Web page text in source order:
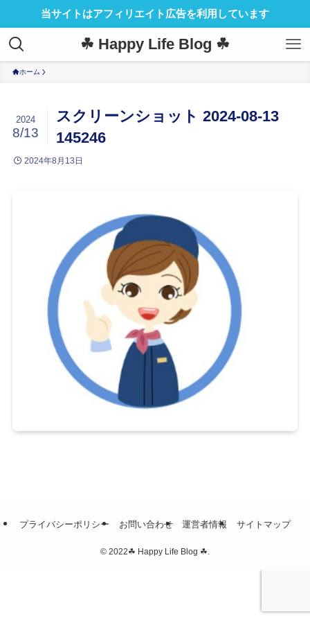
当サイトはアフィリエイト広告を利用しています
☘ Happy Life Blog ☘
ホーム
スクリーンショット 2024-08-13
145246
2024
8/13
2024年8月13日
プライバシーポリシー お問い合わせ 運営者情報 サイトマップ
© 2022☘ Happy Life Blog ☘.